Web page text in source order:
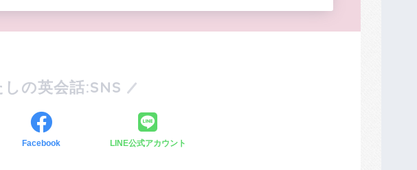
の英会話:SNS
Facebook LINE公式アカウント